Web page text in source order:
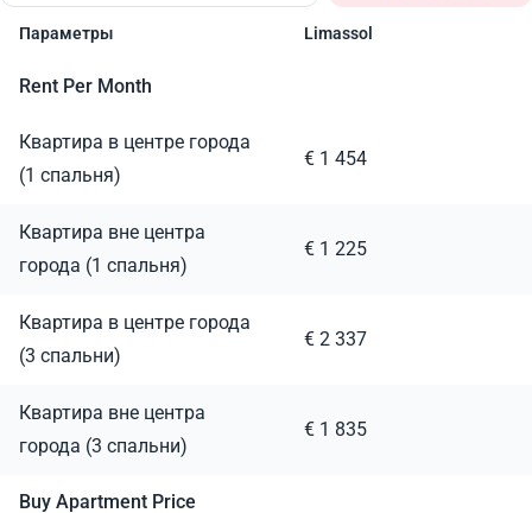
Параметры Limassol
Rent Per Month
Квартира в центре города
(1 спальня)
€ 1 454
Квартира вне центра
города (1 спальня)
€ 1 225
Квартира в центре города
(3 спальни)
€ 2 337
Квартира вне центра
города (3 спальни)
€ 1 835
Buy Apartment Price